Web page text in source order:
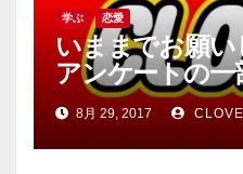
学ぶ 恋愛
いままでお願
アンケートの
ましたNo2
8月 29, 2017